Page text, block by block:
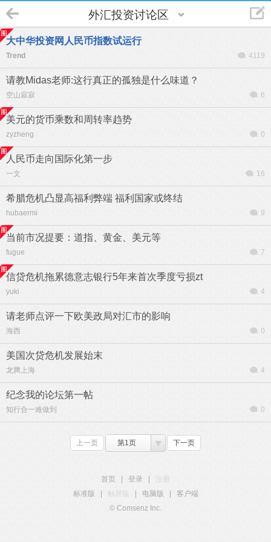
外汇投资讨论区
大中华投资网人民币指数试运行
Trend 4119
请教Midas老师:这行真正的孤独是什么味道？
空山寂寂 6
美元的货币乘数和周转率趋势
zyzheng 0
人民币走向国际化第一步
一文 16
希腊危机凸显高福利弊端 福利国家或终结
hubaermi 9
当前市况提要：道指、黄金、美元等
fugue 7
信贷危机拖累德意志银行5年来首次季度亏损zt
yuki 4
请老师点评一下欧美政局对汇市的影响
海西 0
美国次贷危机发展始末
龙腾上海 4
纪念我的论坛第一帖
知行合一难做到 0
上一页 第1页 下一页
首页 登录
注册
标准版
触屏版 电脑版
客户端
© Comsenz Inc.